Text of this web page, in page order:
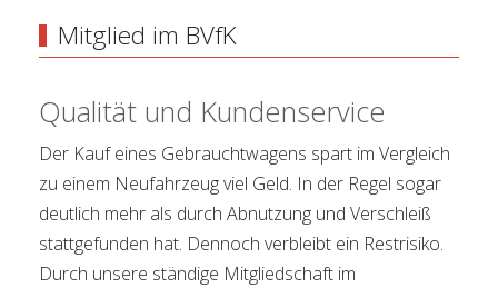
Mitglied im BVfK
Qualität und Kundenservice
Der Kauf eines Gebrauchtwagens spart im Vergleich
zu einem Neufahrzeug viel Geld. In der Regel sogar
deutlich mehr als durch Abnutzung und Verschleiß
stattgefunden hat. Dennoch verbleibt ein Restrisiko.
Durch unsere ständige Mitgliedschaft im